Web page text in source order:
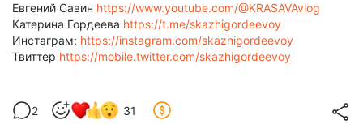
Евгений Савин https://www.youtube.com/@KRASAVAvlog
Катерина Гордеева https://t.me/skazhigordeevoy
Инстаграм: https://instagram.com/skazhigordeevoy
Твиттер https://mobile.twitter.com/skazhigordeevoy
2 31